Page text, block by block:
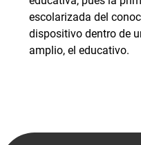
escolarizada del
dispositivo dentro de
amplio, el educativo.